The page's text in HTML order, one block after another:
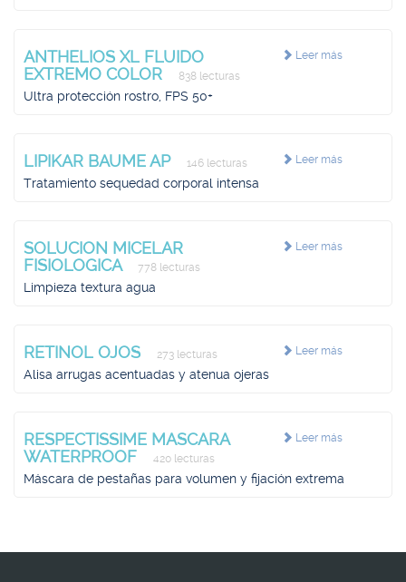
Leer más
ANTHELIOS XL FLUIDO
EXTREMO COLOR
838 lecturas
Ultra protección rostro, FPS 50+
Leer más
LIPIKAR BAUME AP 146 lecturas
Tratamiento sequedad corporal intensa
Leer más
SOLUCION MICELAR
FISIOLOGICA
778 lecturas
Limpieza textura agua
Leer más
RETINOL OJOS 273 lecturas
Alisa arrugas acentuadas y atenua ojeras
Leer más
RESPECTISSIME MASCARA
WATERPROOF
420 lecturas
Máscara de pestañas para volumen y fijación extrema